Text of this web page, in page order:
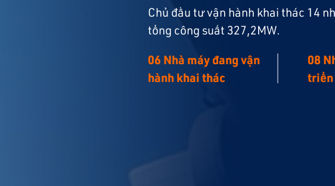
Chủ đầu tư vận hành khai thác 14
tổng công suất 327,2MW.
06 Nhà máy đang vận
hành khai thác
08
triển